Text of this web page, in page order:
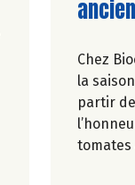
Chez
la
partir
tomates